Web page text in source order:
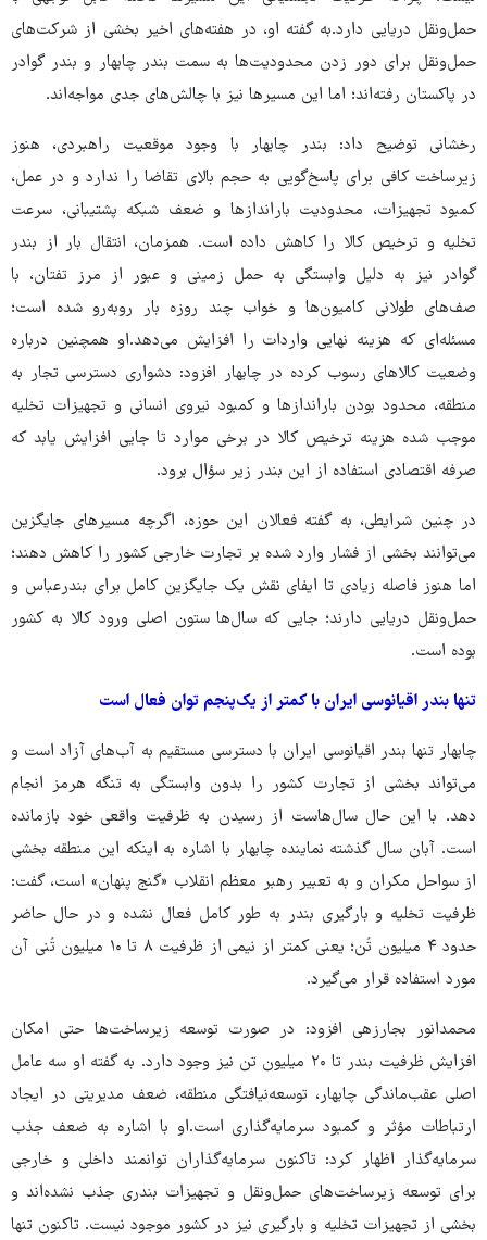
حمل‌ونقل دریایی دارد.به گفته او، در هفته‌های اخیر بخشی از شرکت‌های
حمل‌ونقل برای دور زدن محدودیت‌ها به سمت بندر چابهار و بندر گوادر
در پاکستان رفته‌اند؛ اما این مسیرها نیز با چالش‌های جدی مواجه‌اند.
رخشانی توضیح داد: بندر چابهار با وجود موقعیت راهبردی، هنوز
زیرساخت کافی برای پاسخ‌گویی به حجم بالای تقاضا را ندارد و در عمل،
کمبود تجهیزات، محدودیت باراندازها و ضعف شبکه پشتیبانی، سرعت
تخلیه و ترخیص کالا را کاهش داده است. همزمان، انتقال بار از بندر
گوادر نیز به دلیل وابستگی به حمل زمینی و عبور از مرز تفتان، با
صف‌های طولانی کامیون‌ها و خواب چند روزه بار روبه‌رو شده است؛
مسئله‌ای که هزینه نهایی واردات را افزایش می‌دهد.او همچنین درباره
وضعیت کالاهای رسوب‌ کرده در چابهار افزود: دشواری دسترسی تجار به
منطقه، محدود بودن باراندازها و کمبود نیروی انسانی و تجهیزات تخلیه
موجب شده هزینه ترخیص کالا در برخی موارد تا جایی افزایش یابد که
صرفه اقتصادی استفاده از این بندر زیر سؤال برود.
در چنین شرایطی، به گفته فعالان این حوزه، اگرچه مسیرهای جایگزین
می‌توانند بخشی از فشار وارد شده بر تجارت خارجی کشور را کاهش دهند؛
اما هنوز فاصله زیادی تا ایفای نقش یک جایگزین کامل برای بندرعباس و
حمل‌ونقل دریایی دارند؛ جایی که سال‌ها ستون اصلی ورود کالا به کشور
بوده است.
تنها بندر اقیانوسی ایران با کمتر از یک‌پنجم توان فعال است
چابهار تنها بندر اقیانوسی ایران با دسترسی مستقیم به آب‌های آزاد است و
می‌تواند بخشی از تجارت کشور را بدون وابستگی به تنگه هرمز انجام
دهد. با این حال سال‌هاست از رسیدن به ظرفیت واقعی خود بازمانده
است. آبان سال گذشته نماینده چابهار با اشاره به اینکه این منطقه بخشی
از سواحل مکران و به تعبیر رهبر معظم انقلاب «گنج پنهان» است، گفت:
ظرفیت تخلیه و بارگیری بندر به طور کامل فعال نشده و در حال حاضر
حدود ۴ میلیون تُن؛ یعنی کمتر از نیمی از ظرفیت ۸ تا ۱۰ میلیون تُنی آن
مورد استفاده قرار می‌گیرد.
محمدانور بجارزهی افزود: در صورت توسعه زیرساخت‌ها حتی امکان
افزایش ظرفیت بندر تا ۲۰ میلیون تن نیز وجود دارد. به گفته او سه عامل
اصلی عقب‌ماندگی چابهار، توسعه‌نیافتگی منطقه، ضعف مدیریتی در ایجاد
ارتباطات مؤثر و کمبود سرمایه‌گذاری است.او با اشاره به ضعف جذب
سرمایه‌گذار اظهار کرد: تاکنون سرمایه‌گذاران توانمند داخلی و خارجی
برای توسعه زیرساخت‌های حمل‌ونقل و تجهیزات بندری جذب نشده‌اند و
بخشی از تجهیزات تخلیه و بارگیری نیز در کشور موجود نیست. تاکنون تنها